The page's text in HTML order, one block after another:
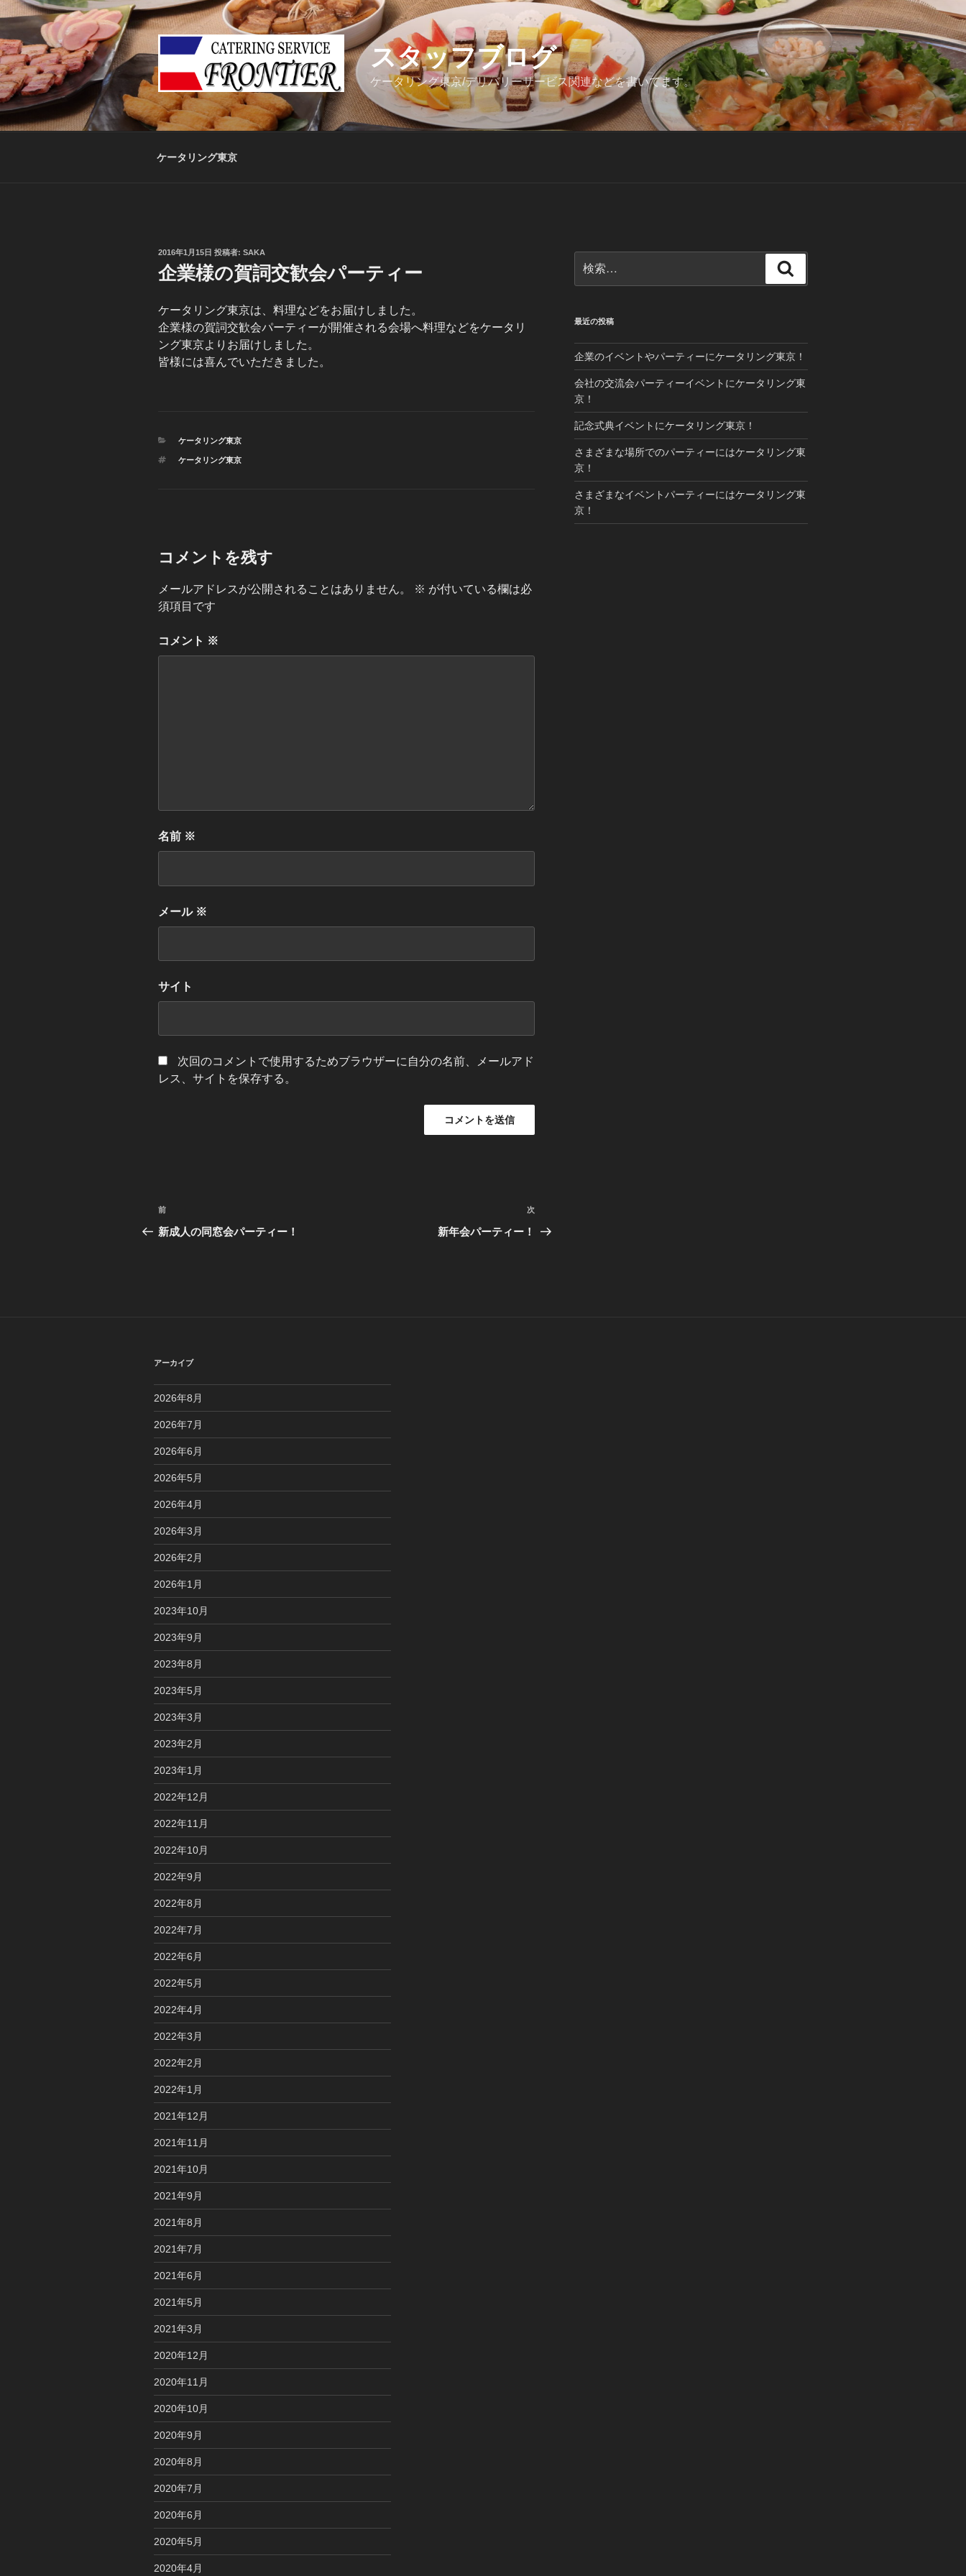
テ
ン
ツ
へ
ス
キ
スタッフブログ
ケータリング東京/デリバリーサービス関連などを書いてます。
ケータリング東京
投
日:
2016年1月15日 投稿者: SAKA
企業様の賀詞交歓会パーティー
ケータリング東京は、料理などをお届けしました。
企業様の賀詞交歓会パーティーが開催される会場へ料理などをケータリ
ング東京よりお届けしました。
皆様には喜んでいただきました。
カ
ゴ
ケータリング東京
タ
ケータリング東京
コメントを残す
メールアドレスが公開されることはありません。 ※ が付いている欄は必
須項目です
コメント ※
名前 ※
メール ※
サイト
次回のコメントで使用するためブラウザーに自分の名前、メールアド
レス、サイトを保存する。
投
稿
シ
ョ
ン
前
の
前
新成人の同窓会パーティー！
次
の
次
新年会パーティー！
索:
索
最近の投稿
企業のイベントやパーティーにケータリング東京！
会社の交流会パーティーイベントにケータリング東
京！
記念式典イベントにケータリング東京！
さまざまな場所でのパーティーにはケータリング東
京！
さまざまなイベントパーティーにはケータリング東
京！
アーカイブ
2026年8月
2026年7月
2026年6月
2026年5月
2026年4月
2026年3月
2026年2月
2026年1月
2023年10月
2023年9月
2023年8月
2023年5月
2023年3月
2023年2月
2023年1月
2022年12月
2022年11月
2022年10月
2022年9月
2022年8月
2022年7月
2022年6月
2022年5月
2022年4月
2022年3月
2022年2月
2022年1月
2021年12月
2021年11月
2021年10月
2021年9月
2021年8月
2021年7月
2021年6月
2021年5月
2021年3月
2020年12月
2020年11月
2020年10月
2020年9月
2020年8月
2020年7月
2020年6月
2020年5月
2020年4月